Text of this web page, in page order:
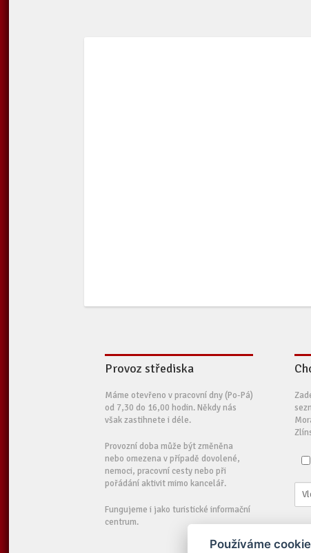
Provoz střediska
Máme otevřeno v pracovní dny (Po-Pá)
od 7,30 do 16,00 hodin. Někdy nás
však zastihnete i déle.
Provozní doba může být změněna
nebo omezena v případě dovolené,
nemoci, pracovní cesty nebo při
pořádání aktivit mimo kancelář.
Fungujeme i jako turistické informační
centrum.
Používáme